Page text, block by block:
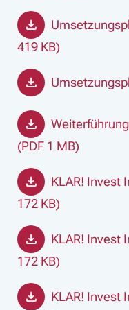
419 KB)
(PDF 1 MB)
KLAR! Invest
172 KB)
KLAR! Invest
172 KB)
KLAR! Invest